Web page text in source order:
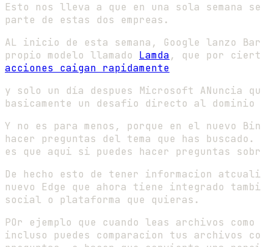
Esto nos lleva a que en una sola semana
parte de estas dos empreas.
AL inicio de esta semana, Google lanzo
propio modelo llamado Lamda, que por
acciones caigan rapidamente
y solo un día despues Microsoft ANuncia
basicamente un desafio directo al dominio
Y no es para menos, porque en el nuevo
hacer preguntas del tema que has
es que aqui si puedes hacer preguntas
De hecho esto de tener informacion
nuevo Edge que ahora tiene integrado
social o plataforma que quieras.
POr ejemplo que cuando leas archivos
incluso puedes comparacion tus archivos